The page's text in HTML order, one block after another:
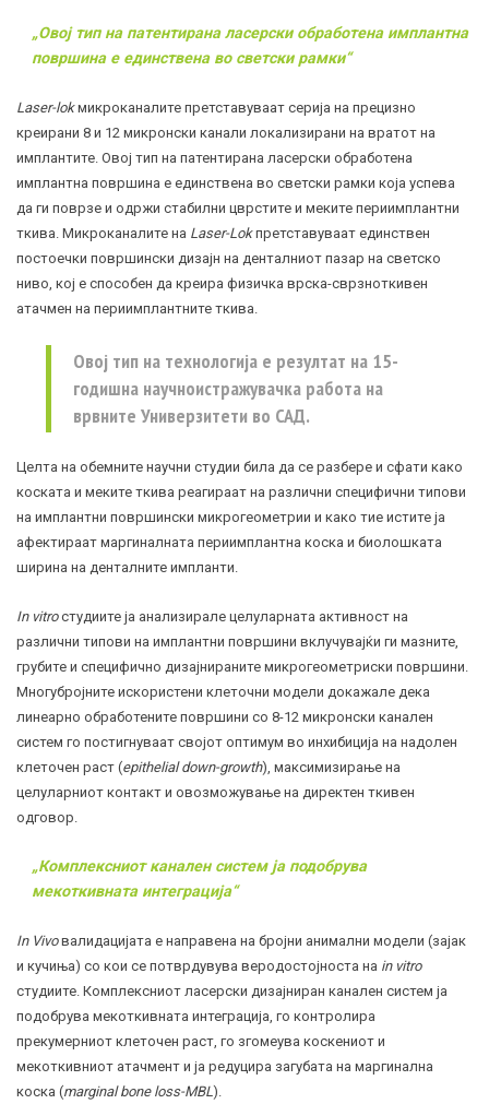
„Овој тип на патентирана ласерски обработена имплантна
површина е единствена во светски рамки“
Laser-lokмикроканалите претставуваат серија на прецизно
креирани 8 и 12 микронски канали локализирани на вратот на
имплантите. Овој тип на патентирана ласерски обработена
имплантна површина е единствена во светски рамки која успева
да ги поврзе и одржи стабилни цврстите и меките периимплантни
ткива. Микроканалите на Laser-Lokпретставуваат единствен
постоечки површински дизајн на денталниот пазар на светско
ниво, кој е способен да креира физичка врска-сврзноткивен
атачмен на периимплантните ткива.
Овој тип на технологија е резултат на 15-
годишна научноистражувачка работа на
врвните Универзитети во САД.
Целта на обемните научни студии била да се разбере и сфати како
коската и меките ткива реагираат на различни специфични типови
на имплантни површински микрогеометрии и како тие истите ја
афектираат маргиналната периимплантна коска и биолошката
ширина на денталните импланти.
In vitroстудиите ја анализирале целуларната активност на
различни типови на имплантни површини вклучувајќи ги мазните,
грубите и специфично дизајнираните микрогеометриски површини.
Многубројните искористени клеточни модели докажале дека
линеарно обработените површини со 8-12 микронски канален
систем го постигнуваат својот оптимум во инхибиција на надолен
клеточен раст (epithelial down-growth), максимизирање на
целуларниот контакт и овозможување на директен ткивен
одговор.
„Комплексниот канален систем ја подобрува
мекоткивната интеграција“
In Vivoвалидацијата е направена на бројни анимални модели (зајак
и кучиња) со кои се потврдувува веродостојноста на in vitro
студиите. Комплексниот ласерски дизајниран канален систем ја
подобрува мекоткивната интеграција, го контролира
прекумерниот клеточен раст, го згомеува коскениот и
мекоткивниот атачмент и ја редуцира загубата на маргинална
коска (marginal bone loss-MBL).